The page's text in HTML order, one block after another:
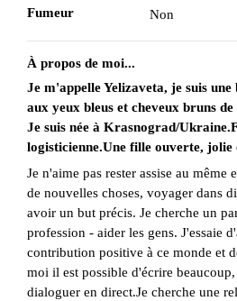
Fumeur
Non
À propos de moi...
Je m'appelle Yelizaveta, je suis
aux yeux bleus et cheveux bruns
Je suis née à Krasnograd/
logisticienne.Une fille ouverte, jolie
Je n'aime pas rester assise au même
de nouvelles choses, voyager dans
avoir un but précis. Je cherche un
profession - aider les gens. J'essaie
contribution positive à ce monde et
moi il est possible d'écrire
dialoguer en direct.Je cherche une